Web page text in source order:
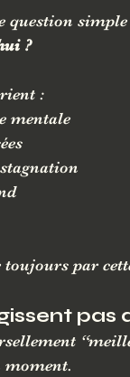
simple
?
:
mentale
toujours par
moment.